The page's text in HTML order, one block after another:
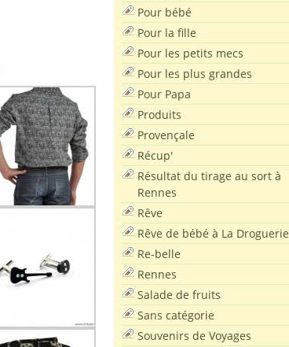
Pour bébé
Pour la fille
Pour les petits mecs
Pour les plus grandes
Pour Papa
Produits
Provençale
Récup'
Résultat du tirage au sort à
Rennes
Rêve
Rêve de bébé à La Droguerie
Re-belle
Rennes
Salade de fruits
Sans catégorie
Souvenirs de Voyages